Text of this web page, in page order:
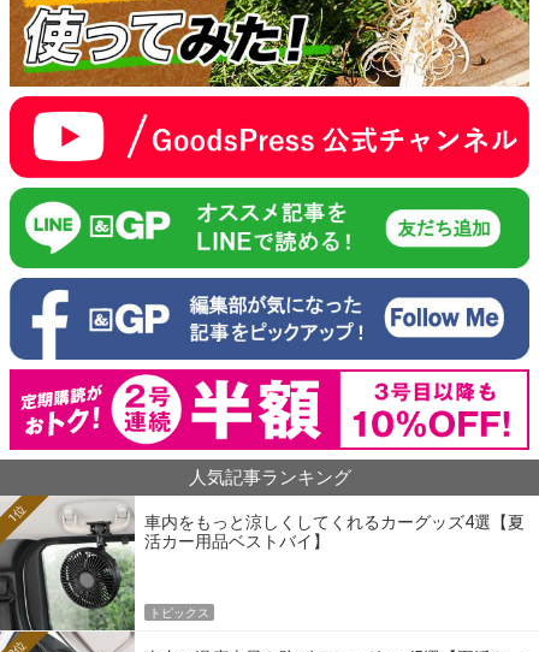
人気記事ランキング
車内をもっと涼しくしてくれるカーグッズ4選【夏
活カー用品ベストバイ】
1位
トピックス